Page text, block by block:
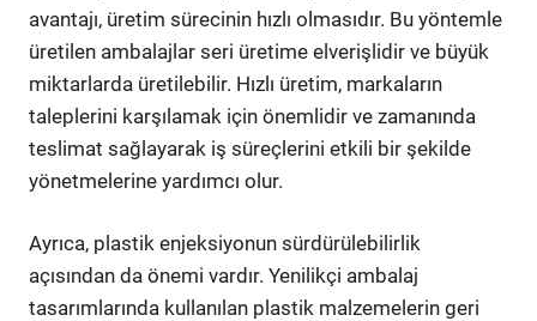
avantajı, üretim sürecinin hızlı olmasıdır. Bu yöntemle
üretilen ambalajlar seri üretime elverişlidir ve büyük
miktarlarda üretilebilir. Hızlı üretim, markaların
taleplerini karşılamak için önemlidir ve zamanında
teslimat sağlayarak iş süreçlerini etkili bir şekilde
yönetmelerine yardımcı olur.
Ayrıca, plastik enjeksiyonun sürdürülebilirlik
açısından da önemi vardır. Yenilikçi ambalaj
tasarımlarında kullanılan plastik malzemelerin geri